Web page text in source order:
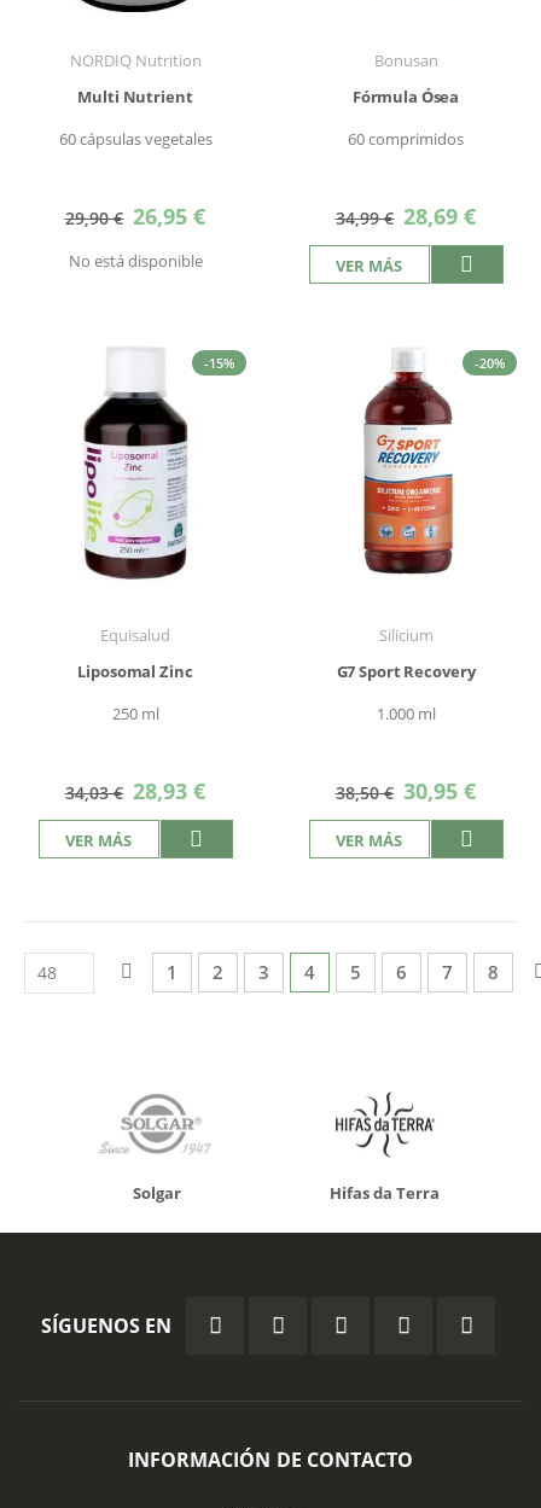
NORDIQ Nutrition
Multi Nutrient
60 cápsulas vegetales
29,90 € Precio
especial
26,95 €
No está disponible
Bonusan
Fórmula Ósea
60 comprimidos
34,99 € Precio
especial
28,69 €
VER MÁS
-15%
Equisalud
Liposomal Zinc
250 ml
34,03 € Precio
especial
28,93 €
VER MÁS
-20%
Silicium
G7 Sport Recovery
1.000 ml
38,50 € Precio
especial
30,95 €
VER MÁS
PáginaPágina
AnteriorPágina
1 Página
2 Página
3 Actualmente estás
4 Página
5 Página
6 Página
7 8
Solgar Hifas da Terra
SÍGUENOS EN
INFORMACIÓN DE CONTACTO